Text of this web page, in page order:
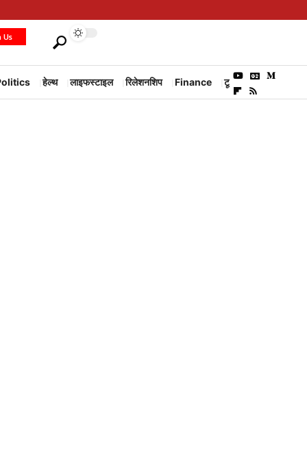
Us
हेल्थ लाइफस्टाइल रिलेशनशिप Finance टूरिज्म